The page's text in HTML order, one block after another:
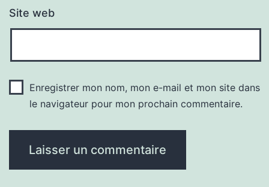
Site web
Enregistrer mon nom, mon e-mail et mon site dans
le navigateur pour mon prochain commentaire.